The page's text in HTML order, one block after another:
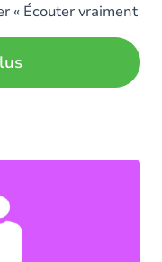
« Écouter vraiment